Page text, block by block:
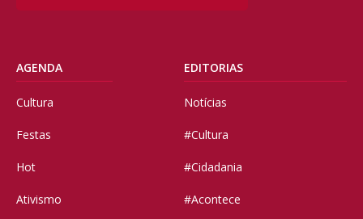
AGENDA
Cultura
Festas
Hot
Ativismo
EDITORIAS
Notícias
#Cultura
#Cidadania
#Acontece